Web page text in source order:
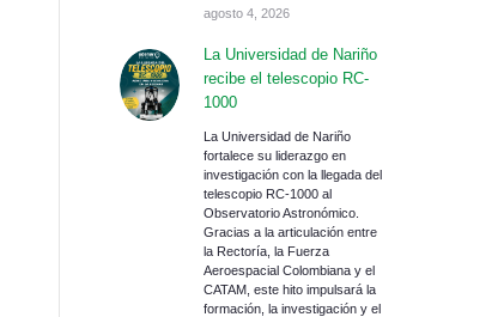
agosto 4, 2026
La Universidad de Nariño
recibe el telescopio RC-
1000
La Universidad de Nariño
fortalece su liderazgo en
investigación con la llegada del
telescopio RC-1000 al
Observatorio Astronómico.
Gracias a la articulación entre
la Rectoría, la Fuerza
Aeroespacial Colombiana y el
CATAM, este hito impulsará la
formación, la investigación y el